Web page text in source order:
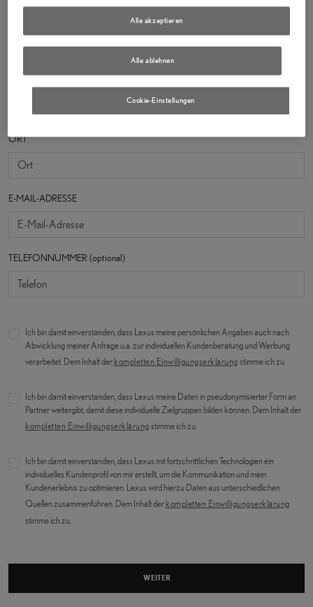
POSTLEITZAHL
ORT
E-MAIL-ADRESSE
TELEFONNUMMER (optional)
Ich bin damit einverstanden, dass Lexus meine persönlichen Angaben auch nach
Abwicklung meiner Anfrage u.a. zur individuellen Kundenberatung und Werbung
verarbeitet. Dem Inhalt derkompletten Einwilligungserklärungstimme ich zu.
Ich bin damit einverstanden, dass Lexus meine Daten in pseudonymisierter Form an
Partner weitergibt, damit diese individuelle Zielgruppen bilden können. Dem Inhalt der
kompletten Einwilligungserklärungstimme ich zu.
Ich bin damit einverstanden, dass Lexus mit fortschrittlichen Technologien ein
individuelles Kundenprofil von mir erstellt, um die Kommunikation und mein
Kundenerlebnis zu optimieren. Lexus wird hierzu Daten aus unterschiedlichen
Quellen zusammenführen. Dem Inhalt derkompletten Einwilligungserklärung
stimme ich zu.
WEITER
Cookie-Einstellungen
Alle ablehnen
Alle akzeptieren